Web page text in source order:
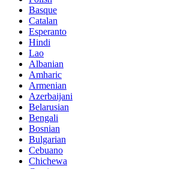
Basque
Catalan
Esperanto
Hindi
Lao
Albanian
Amharic
Armenian
Azerbaijani
Belarusian
Bengali
Bosnian
Bulgarian
Cebuano
Chichewa